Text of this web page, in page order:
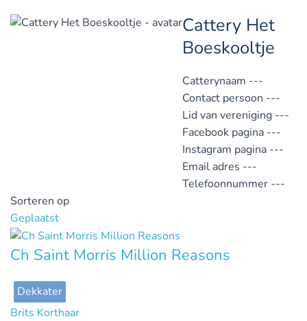
Cattery Het
Boeskooltje
Catterynaam ---
Contact persoon ---
Lid van vereniging ---
Facebook pagina ---
Instagram pagina ---
Email adres ---
Telefoonnummer ---
Sorteren op
Geplaatst
Ch Saint Morris Million Reasons
Dekkater
Brits Korthaar